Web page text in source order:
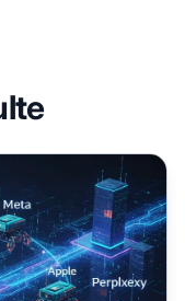
și alții